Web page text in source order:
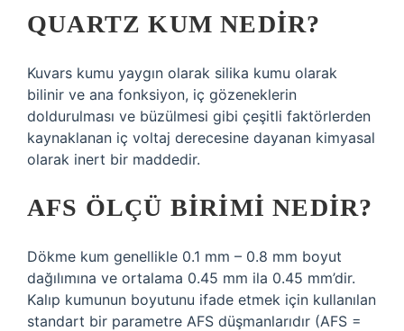
QUARTZ KUM NEDIR?
Kuvars kumu yaygın olarak silika kumu olarak
bilinir ve ana fonksiyon, iç gözeneklerin
doldurulması ve büzülmesi gibi çeşitli faktörlerden
kaynaklanan iç voltaj derecesine dayanan kimyasal
olarak inert bir maddedir.
AFS ÖLÇÜ BIRIMI NEDIR?
Dökme kum genellikle 0.1 mm – 0.8 mm boyut
dağılımına ve ortalama 0.45 mm ila 0.45 mm’dir.
Kalıp kumunun boyutunu ifade etmek için kullanılan
standart bir parametre AFS düşmanlarıdır (AFS =